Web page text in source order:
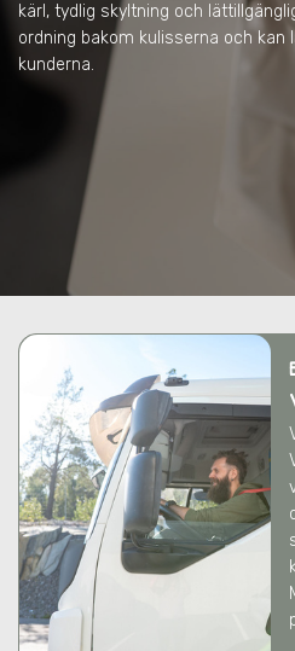
kärl, tydlig skyltning och
ordning bakom kulisserna och kan
kunderna.